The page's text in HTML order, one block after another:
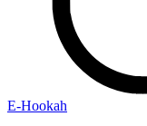
E-Hookah